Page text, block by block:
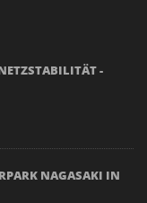
-
NAGASAKI IN